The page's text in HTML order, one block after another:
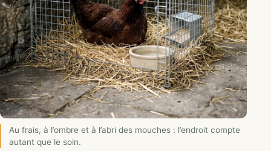
Au frais, à l’ombre et à l’abri des mouches : l’endroit compte
autant que le soin.